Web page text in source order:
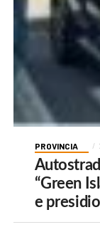
PROVINCIA
“Green
e